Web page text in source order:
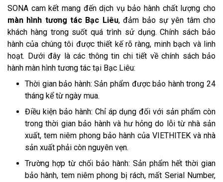
SONA cam kết mang đến dịch vụ bảo hành chất lượng cho
màn hình tương tác Bạc Liêu, đảm bảo sự yên tâm cho
khách hàng trong suốt quá trình sử dụng. Chính sách bảo
hành của chúng tôi được thiết kế rõ ràng, minh bạch và linh
hoạt. Dưới đây là các thông tin chi tiết về chính sách bảo
hành màn hình tương tác tại Bạc Liêu:
Thời gian bảo hành: Sản phẩm được bảo hành trong 24
tháng kể từ ngày mua.
Điều kiện bảo hành: Chỉ áp dụng đối với sản phẩm còn
trong thời gian bảo hành và hư hỏng do lỗi từ nhà sản
xuất, tem niêm phong bảo hành của VIETHITEK và nhà
sản xuất phải còn nguyên vẹn.
Trường hợp từ chối bảo hành: Sản phẩm hết thời gian
bảo hành, tem niêm phong bị rách, mất Serial Number,